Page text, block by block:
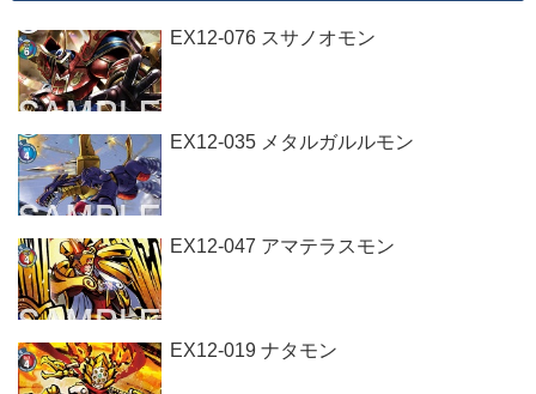
EX12-076 スサノオモン
EX12-035 メタルガルルモン
EX12-047 アマテラスモン
EX12-019 ナタモン